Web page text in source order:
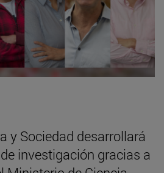
y Sociedad desarrollará
investigación gracias a